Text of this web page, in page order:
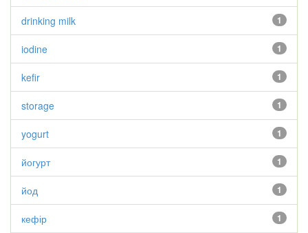
1
drinking milk
1
iodine
1
kefir
1
storage
1
yogurt
1
йогурт
1
йод
1
кефір